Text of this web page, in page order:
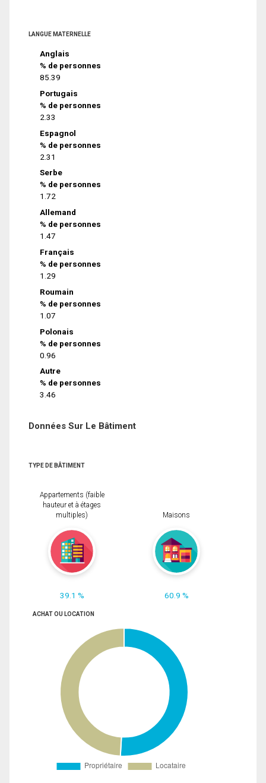
LANGUE MATERNELLE
Anglais
% de personnes
85.39
Portugais
% de personnes
2.33
Espagnol
% de personnes
2.31
Serbe
% de personnes
1.72
Allemand
% de personnes
1.47
Français
% de personnes
1.29
Roumain
% de personnes
1.07
Polonais
% de personnes
0.96
Autre
% de personnes
3.46
Données Sur Le Bâtiment
TYPE DE BÂTIMENT
Appartements (faible
hauteur et à étages
multiples)
39.1 %
Maisons
60.9 %
ACHAT OU LOCATION